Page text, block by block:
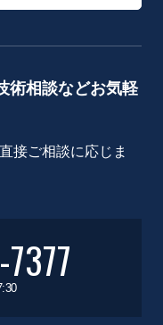
術相談などお気軽
接ご相談に応じま